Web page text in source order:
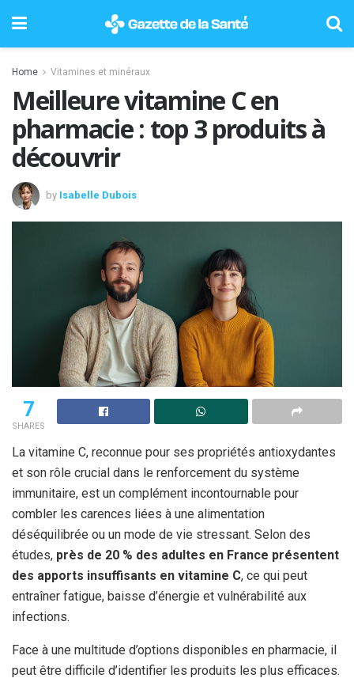
Home Vitamines et minéraux
Meilleure vitamine C en
pharmacie : top 3 produits à
découvrir
by Isabelle Dubois
7
SHARES
La vitamine C, reconnue pour ses propriétés antioxydantes
et son rôle crucial dans le renforcement du système
immunitaire, est un complément incontournable pour
combler les carences liées à une alimentation
déséquilibrée ou un mode de vie stressant. Selon des
études, près de 20 % des adultes en France présentent
des apports insuffisants en vitamine C, ce qui peut
entraîner fatigue, baisse d’énergie et vulnérabilité aux
infections.
Face à une multitude d’options disponibles en pharmacie, il
peut être difficile d’identifier les produits les plus efficaces.